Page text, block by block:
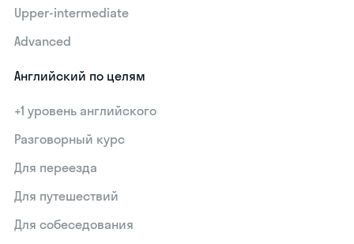
Upper-intermediate
Advanced
Английский по целям
+1 уровень английского
Разговорный курс
Для переезда
Для путешествий
Для собеседования